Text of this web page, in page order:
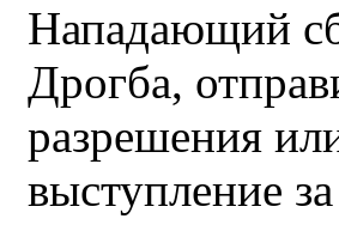
Нападающий
Дрогба,
разрешения
выступление